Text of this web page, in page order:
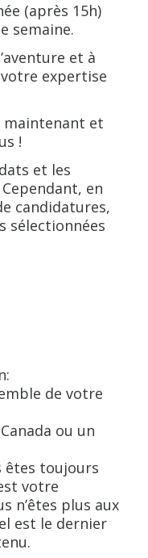
(après 15h)
semaine.
et à
expertise
maintenant et
!
et les
en
candidatures,
sélectionnées
de votre
ou un
êtes toujours
votre
n’êtes plus aux
est le dernier